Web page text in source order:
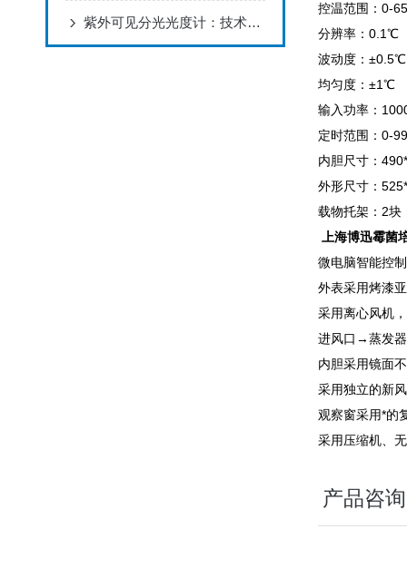
紫外可见分光光度计：技术原理与应用综述
控温范围：0-
分辨率：0.1℃
波动度：±0.5℃
均匀度：±1℃
输入功率：
定时范围：0-
内胆尺寸：
外形尺寸：
载物托架：2块
上海博迅霉菌
微电脑智能控
外表采用烤漆
采用离心风机
进风口→蒸发
内胆采用镜面
采用独立的新
观察窗采用*的
采用压缩机、
产品咨询